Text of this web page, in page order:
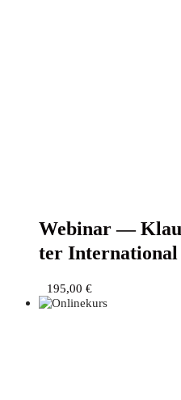
Web­i­nar —
ter
195,00 €